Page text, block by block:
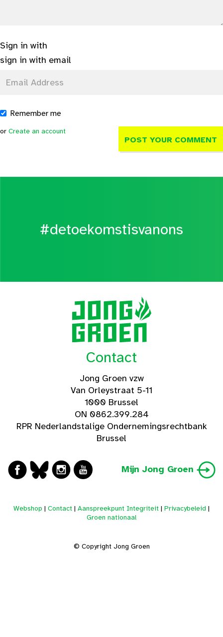
Sign in with
sign in with email
Remember me
or Create an account
#detoekomstisvanons
Contact
Jong Groen vzw
Van Orleystraat 5-11
1000 Brussel
ON 0862.399.284
RPR Nederlandstalige Ondernemingsrechtbank
Brussel
Mijn Jong Groen
Webshop | Contact | Aanspreekpunt Integriteit | Privacybeleid |
Groen nationaal
© Copyright Jong Groen